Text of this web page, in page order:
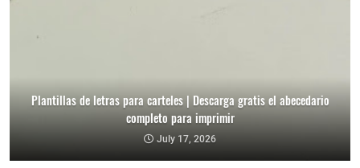
Plantillas de letras para carteles | Descarga gratis el abecedario
completo para imprimir
July 17, 2026